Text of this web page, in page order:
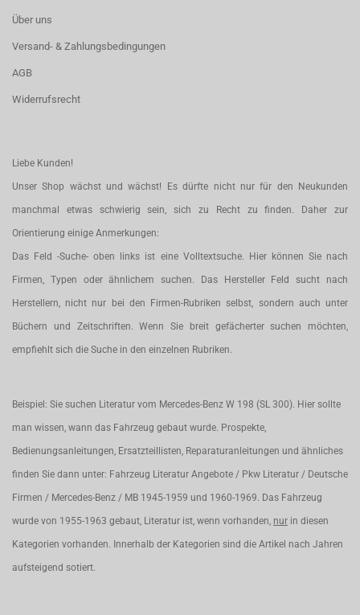
Über uns
Versand- & Zahlungsbedingungen
AGB
Widerrufsrecht
Liebe Kunden!
Unser Shop wächst und wächst! Es dürfte nicht nur für den Neukunden
manchmal etwas schwierig sein, sich zu Recht zu finden. Daher zur
Orientierung einige Anmerkungen:
Das Feld -Suche- oben links ist eine Volltextsuche. Hier können Sie nach
Firmen, Typen oder ähnlichem suchen. Das Hersteller Feld sucht nach
Herstellern, nicht nur bei den Firmen-Rubriken selbst, sondern auch unter
Büchern und Zeitschriften. Wenn Sie breit gefächerter suchen möchten,
empfiehlt sich die Suche in den einzelnen Rubriken.
Beispiel: Sie suchen Literatur vom Mercedes-Benz W 198 (SL 300). Hier sollte
man wissen, wann das Fahrzeug gebaut wurde. Prospekte,
Bedienungsanleitungen, Ersatzteillisten, Reparaturanleitungen und ähnliches
finden Sie dann unter: Fahrzeug Literatur Angebote / Pkw Literatur / Deutsche
Firmen / Mercedes-Benz / MB 1945-1959 und 1960-1969. Das Fahrzeug
wurde von 1955-1963 gebaut, Literatur ist, wenn vorhanden, nur in diesen
Kategorien vorhanden. Innerhalb der Kategorien sind die Artikel nach Jahren
aufsteigend sotiert.